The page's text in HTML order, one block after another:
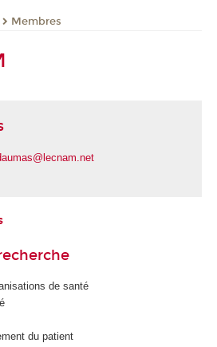
Membres
de santé
du patient